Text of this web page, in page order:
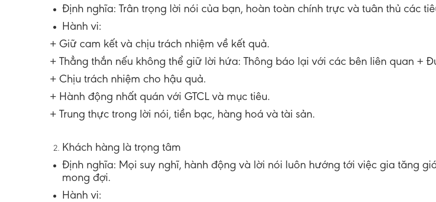
Định nghĩa: Trân trọng lời nói của bạn, hoàn toàn chính trực và tuân thủ các
Hành vi:
+ Giữ cam kết và chịu trách nhiệm về kết quả.
+ Thẳng thắn nếu không thể giữ lời hứa: Thông báo lại với các bên liên quan +
+ Chịu trách nhiệm cho hậu quả.
+ Hành động nhất quán với GTCL và mục tiêu.
+ Trung thực trong lời nói, tiền bạc, hàng hoá và tài sản.
Khách hàng là trọng tâm
Định nghĩa: Mọi suy nghĩ, hành động và lời nói luôn hướng tới việc gia tăng
mong đợi.
Hành vi: